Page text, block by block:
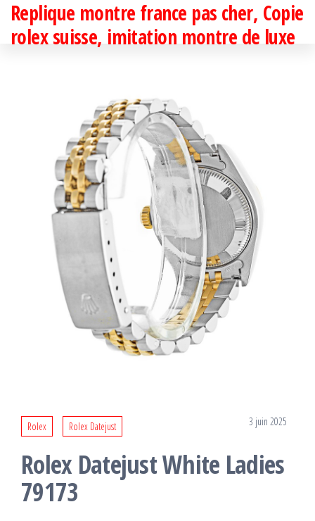
Passer
Replique montre france pas cher, Copie
rolex suisse, imitation montre de luxe
Rolex Rolex Datejust 3 juin 2025
Rolex Datejust White Ladies
79173